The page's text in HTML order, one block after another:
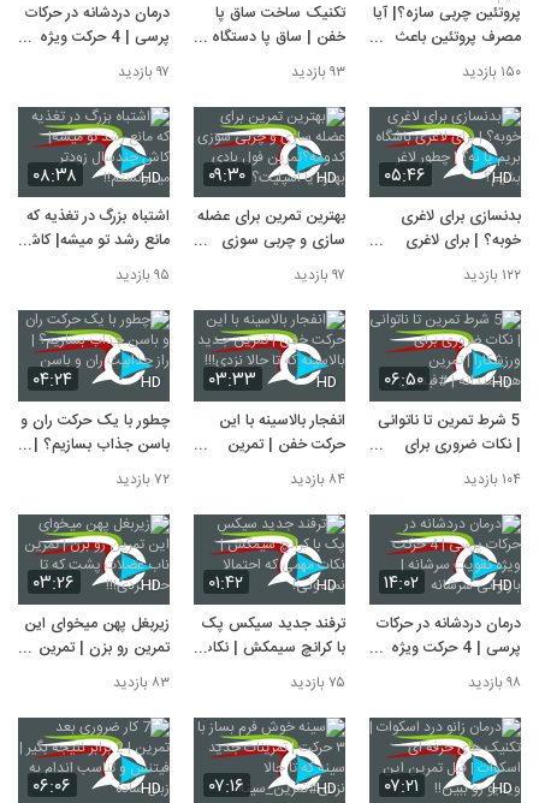
پروتئین چربی سازه؟| آیا
مصرف پروتئین باعث
افزایش چربی میشه؟|
چقدر پروتئین مصرف
کنیم؟
۱۵۰ بازدید
تکنیک ساخت ساق پا
خفن | ساق پا دستگاه |
ساق پا نشسته دستگاه |
دوقلو | نعلی
۹۳ بازدید
درمان دردشانه در حرکات
پرسی | 4 حرکت ویژه
تقویت سرشانه | بازتوانی
سرشانه
۹۷ بازدید
۰۵:۴۶ HD
بدنسازی برای لاغری
خوبه؟ | برای لاغری
باشگاه بریم یا نه؟ |
چطور لاغر بشیم؟
۱۲۲ بازدید
۰۹:۳۰ HD
بهترین تمرین برای عضله
سازی و چربی سوزی
کدومه؟تمرین فول بادی
بهتره یا اسپلیت؟
۹۷ بازدید
۰۸:۳۸ HD
اشتباه بزرگ در تغذیه که
مانع رشد تو میشه| کاش
چندسال زودتر
میدونستم!!
۹۵ بازدید
۰۶:۵۰ HD
5 شرط تمرین تا ناتوانی
| نکات ضروری برای
ورزشکارا | تمرین
هوشمندانه | #فیتنس
۱۰۴ بازدید
۰۳:۳۳ HD
انفجار بالاسینه با این
حرکت خفن | تمرین
جدید بالاسینه که تا حالا
نزدی!!!
۸۴ بازدید
۰۴:۲۴ HD
چطور با یک حرکت ران و
باسن جذاب بسازیم؟ |
راز جذابیت ران و باسن
۷۲ بازدید
۱۴:۰۲ HD
درمان دردشانه در حرکات
پرسی | 4 حرکت ویژه
تقویت سرشانه | بازتوانی
سرشانه
۹۸ بازدید
۰۱:۴۲ HD
ترفند جدید سیکس پک
با کرانچ سیمکش | نکات
مهمی که احتمالا
نمیدونی!
۷۵ بازدید
۰۳:۲۶ HD
زیربغل پهن میخوای این
تمرین رو بزن | تمرین
ناب عضلات پشت که تا
حالا نزدی!!!
۸۳ بازدید
۰۷:۲۱ HD ۰۷:۱۶ HD ۰۶:۰۶ HD